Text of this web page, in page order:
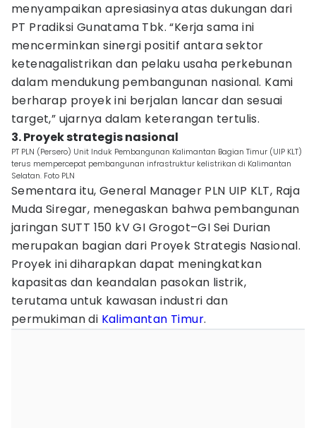
menyampaikan apresiasinya atas dukungan dari
PT Pradiksi Gunatama Tbk. “Kerja sama ini
mencerminkan sinergi positif antara sektor
ketenagalistrikan dan pelaku usaha perkebunan
dalam mendukung pembangunan nasional. Kami
berharap proyek ini berjalan lancar dan sesuai
target,” ujarnya dalam keterangan tertulis.
3. Proyek strategis nasional
PT PLN (Persero) Unit Induk Pembangunan Kalimantan Bagian Timur (UIP KLT)
terus mempercepat pembangunan infrastruktur kelistrikan di Kalimantan
Selatan. Foto PLN
Sementara itu, General Manager PLN UIP KLT, Raja
Muda Siregar, menegaskan bahwa pembangunan
jaringan SUTT 150 kV GI Grogot–GI Sei Durian
merupakan bagian dari Proyek Strategis Nasional.
Proyek ini diharapkan dapat meningkatkan
kapasitas dan keandalan pasokan listrik,
terutama untuk kawasan industri dan
permukiman di Kalimantan Timur.